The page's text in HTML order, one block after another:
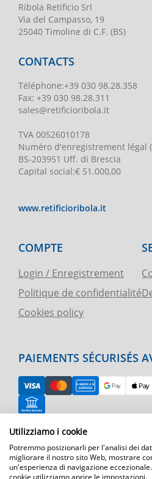
Ribola Retificio Srl
Via del Campasso, 19
25040 Timoline di C.F. (BS)
CONTACTS
Téléphone:+39 030 98.28.358
Fax: +39 030 98.28.311
sales@retificioribola.it
TVA 00526010178
Numéro d'enregistrement légal
BS-203951 Uff. di Brescia
Capital social:€ 51.000,00
www.retificioribola.it
COMPTE
Login / Enregistrement
Politique de confidentialité
Cookies policy
PAIEMENTS SÉCURISÉS
RETOUR FACILE
ASSISTANCE
Utilizziamo i cookie
Potremmo posizionarli per l'analisi dei
migliorare il nostro sito Web, mostrare
un'esperienza di navigazione
cookie utilizziamo aprire le impostazioni.